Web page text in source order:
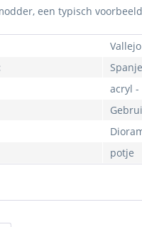
een typisch
Spanje
acryl -
potje